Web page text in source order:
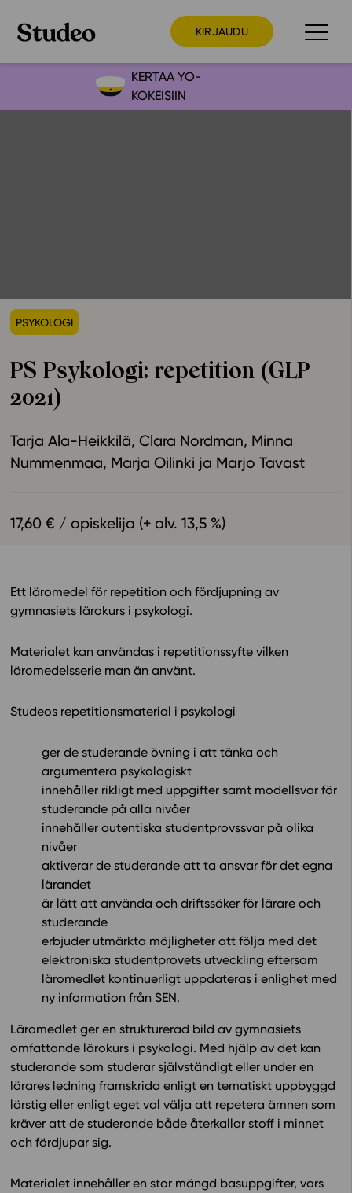
KIRJAUDU
Preppaaja
Yläkoulu
Lukio
Ominaisuudet
Tapahtumakalenteri
Yhteisö
Suosittelut
Oppikirjailijat
Eettiset periaatteet tekoälyn käyttöön
Ota yhteyttä
KERTAA YO-
KOKEISIIN
PSYKOLOGI
PS Psykologi: repetition (GLP
2021)
Tarja Ala-Heikkilä Clara Nordman Minna
Nummenmaa Marja Oilinki Marjo Tavast
17,60 € / opiskelija (+ alv. 13,5 %)
Ett läromedel för repetition och fördjupning av
gymnasiets lärokurs i psykologi.
Materialet kan användas i repetitionssyfte vilken
läromedelsserie man än använt.
Studeos repetitionsmaterial i psykologi
ger de studerande övning i att tänka och
argumentera psykologiskt
innehåller rikligt med uppgifter samt modellsvar för
studerande på alla nivåer
innehåller autentiska studentprovssvar på olika
nivåer
aktiverar de studerande att ta ansvar för det egna
lärandet
är lätt att använda och driftssäker för lärare och
studerande
erbjuder utmärkta möjligheter att följa med det
elektroniska studentprovets utveckling eftersom
läromedlet kontinuerligt uppdateras i enlighet med
ny information från SEN.
Läromedlet ger en strukturerad bild av gymnasiets
omfattande lärokurs i psykologi. Med hjälp av det kan
studerande som studerar självständigt eller under en
lärares ledning framskrida enligt en tematiskt uppbyggd
lärstig eller enligt eget val välja att repetera ämnen som
kräver att de studerande både återkallar stoff i minnet
och fördjupar sig.
Materialet innehåller en stor mängd basuppgifter, vars